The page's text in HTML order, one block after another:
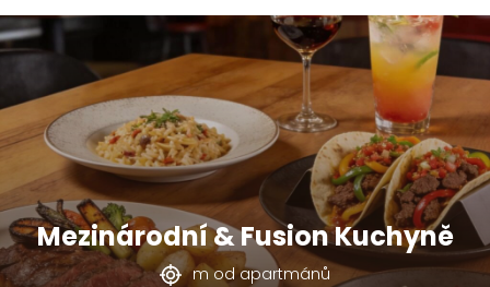
Mezinárodní & Fusion Kuchyně
m od apartmánů